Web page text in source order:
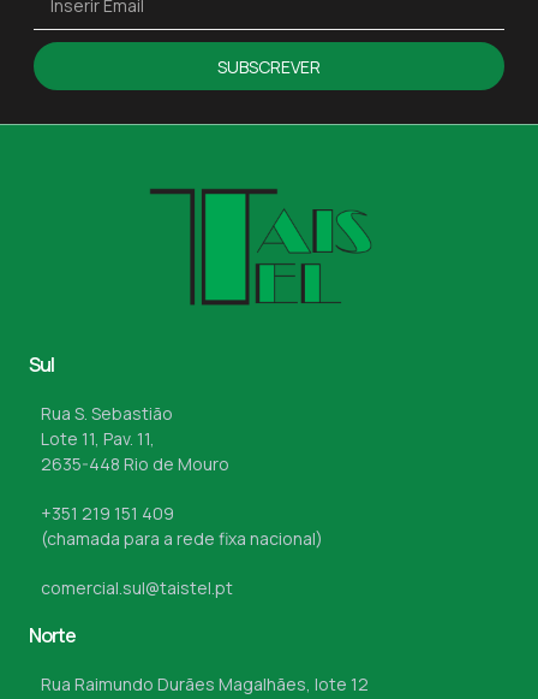
SUBSCREVER
Sul
Rua S. Sebastião
Lote 11, Pav. 11,
2635-448 Rio de Mouro
+351 219 151 409
(chamada para a rede fixa nacional)
comercial.sul@taistel.pt
Norte
Rua Raimundo Durães Magalhães, lote 12